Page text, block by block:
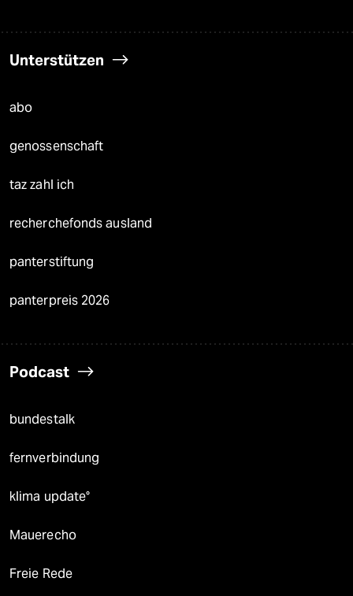
Unterstützen
abo
genossenschaft
taz zahl ich
recherchefonds ausland
panterstiftung
panterpreis 2026
Podcast
bundestalk
fernverbindung
klima update°
Mauerecho
Freie Rede